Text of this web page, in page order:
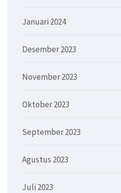
Januari 2024
Desember 2023
November 2023
Oktober 2023
September 2023
Agustus 2023
Juli 2023